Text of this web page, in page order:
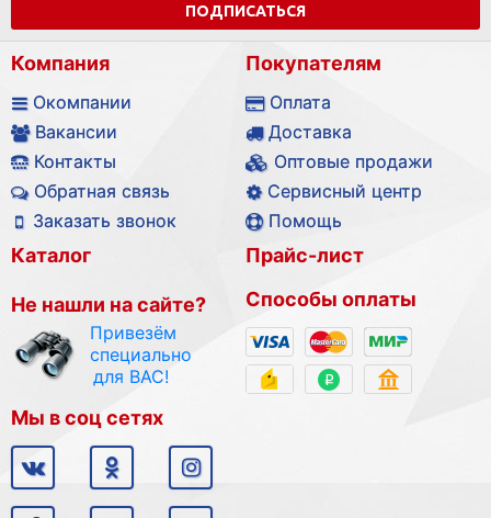
ПОДПИСАТЬСЯ
Компания
Окомпании
Вакансии
Контакты
Обратная связь
Заказать звонок
Покупателям
Оплата
Доставка
Оптовые продажи
Сервисный центр
Помощь
Каталог
Не нашли на сайте?
Привезём
специально
для ВАС!
Прайс-лист
Способы оплаты
Мы в соц сетях